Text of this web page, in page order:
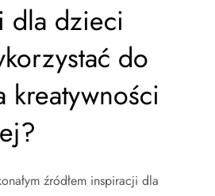
dla dzieci
do
kreatywności
źródłem inspiracji dla